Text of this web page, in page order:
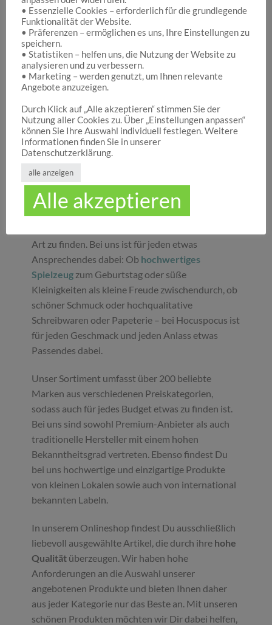
Hocuspocus – Ihr Onlineshop für die schönen
Dinge des Lebens
Hocuspocus ist die richtige Anlaufstelle für Dich,
wenn Du auf der Suche nach schönen
Geschenken , tollenSpielwarenoder
ansprechenderDekorationbist. Wir von
Hocuspocus wissen schöne Dinge stets zu
schätzen und legen daher großen Wert darauf,
dass bei uns Groß und Klein etwas finden, was sie
glücklich macht. Jeder Tag ist ein guter Anlass, um
seinen Liebsten oder sich selbst eine Freude zu
machen. Unser umfassendes Sortiment gibt Ihnen
Art zu finden. Bei uns ist für jeden etwas
Ansprechendes dabei: Ob hochwertiges
Spielzeug zum Geburtstag oder süße
Kleinigkeiten als kleine Freude zwischendurch, ob
schöner Schmuck oder hochqualitative
Schreibwaren oder Papeterie – bei Hocuspocus ist
für jeden Geschmack und jeden Anlass etwas
Passendes dabei.
Unser Sortiment umfasst über 200 beliebte
Marken aus verschiedenen Preiskategorien,
sodass auch für jedes Budget etwas zu finden ist.
Bei uns sind sowohl Premium-Anbieter als auch
traditionelle Hersteller mit einem hohen
Bekanntheitsgrad vertreten. Ebenso findest Du
bei uns hochwertige und einzigartige Produkte
von kleinen Lokalen sowie auch von international
bekannten Labeln.
In unserem Onlineshop findest Du ausschließlich
liebevoll ausgewählte Artikel, die durch ihre hohe
Qualität überzeugen. Wir haben hohe
Anforderungen an die Auswahl unserer
angebotenen Produkte und bieten Ihnen daher
aus jeder Kategorie nur das Beste an. Mit unseren
schönen Produkten möchten wir Dir dabei helfen,
• Essenzielle Cookies – erforderlich für die grundlegende
Funktionalität der Website.
• Präferenzen – ermöglichen es uns, Ihre Einstellungen zu
speichern.
• Statistiken – helfen uns, die Nutzung der Website zu
analysieren und zu verbessern.
• Marketing – werden genutzt, um Ihnen relevante
Angebote anzuzeigen.
Durch Klick auf „Alle akzeptieren“ stimmen Sie der
Nutzung aller Cookies zu. Über „Einstellungen anpassen“
können Sie Ihre Auswahl individuell festlegen. Weitere
Informationen finden Sie in unserer
Datenschutzerklärung.
alle anzeigen
Alle akzeptieren